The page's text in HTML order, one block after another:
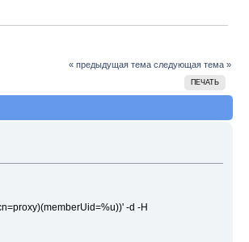
« предыдущая тема следующая тема »
ПЕЧАТЬ
-d -H